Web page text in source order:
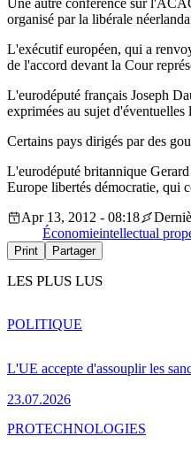
Une autre conférence sur
organisé par la libérale
L'exécutif européen, qui a
de l'accord devant la Cour
L'eurodéputé français Joseph
exprimées au sujet
Certains pays dirigés par des
L'eurodéputé britannique
Europe libertés démocratie, qui
Apr 13, 2012 - 08:18
Économieintellectual
Print Partager
LES PLUS LUS
L'UE accepte d'assouplir les
23.07.2026
POLITIQUE
PROTECHNOLOGIES